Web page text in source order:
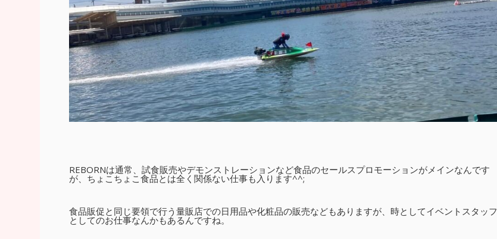
REBORNは通常、試食販売やデモンストレーションなど食品のセールスプロモーションがメインなんです
が、ちょこちょこ食品とは全く関係ない仕事も入ります^^;
食品販促と同じ要領で行う量販店での日用品や化粧品の販売などもありますが、時としてイベントスタッフ
としてのお仕事なんかもあるんですね。